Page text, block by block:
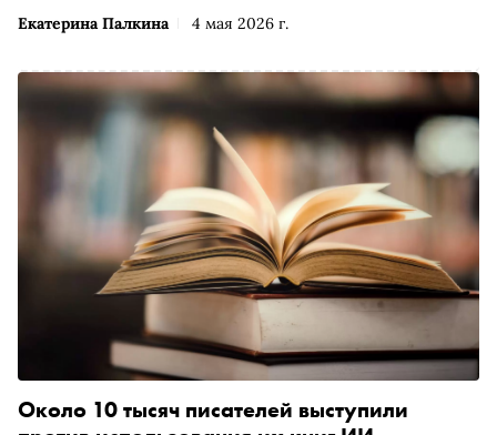
Екатерина Палкина 4 мая 2026 г.
Около 10 тысяч писателей выступили